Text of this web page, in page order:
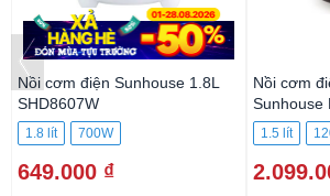
Nồi cơm điện Sunhouse 1.8L
SHD8607W
1.8 lít 700W
649.000 ₫
Nồi cơm
Sunhouse
1.5 lít